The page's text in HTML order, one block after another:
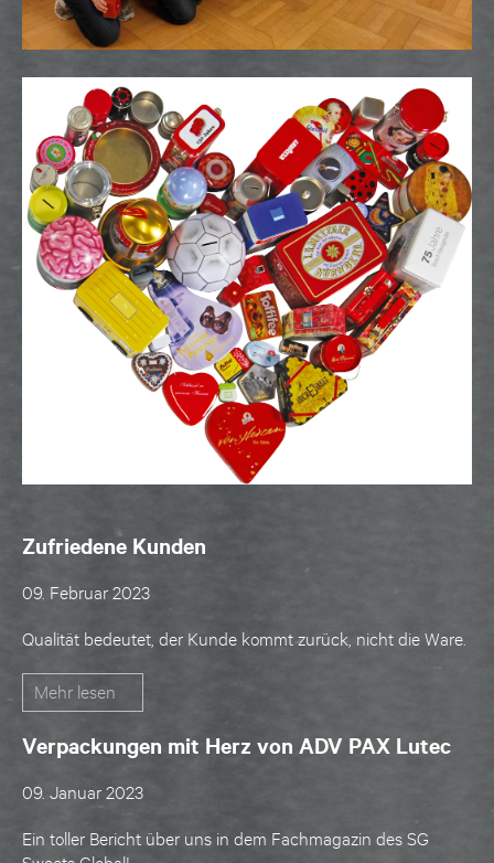
Zufriedene Kunden
09. Februar 2023
Qualität bedeutet, der Kunde kommt zurück, nicht die Ware.
Mehr lesen
Verpackungen mit Herz von ADV PAX Lutec
09. Januar 2023
Ein toller Bericht über uns in dem Fachmagazin des SG